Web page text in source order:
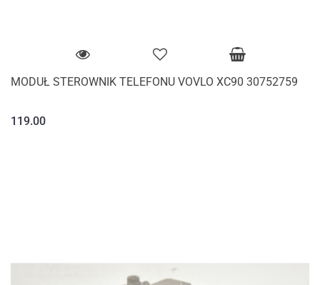
MODUŁ STEROWNIK TELEFONU VOVLO XC90 30752759
119.00